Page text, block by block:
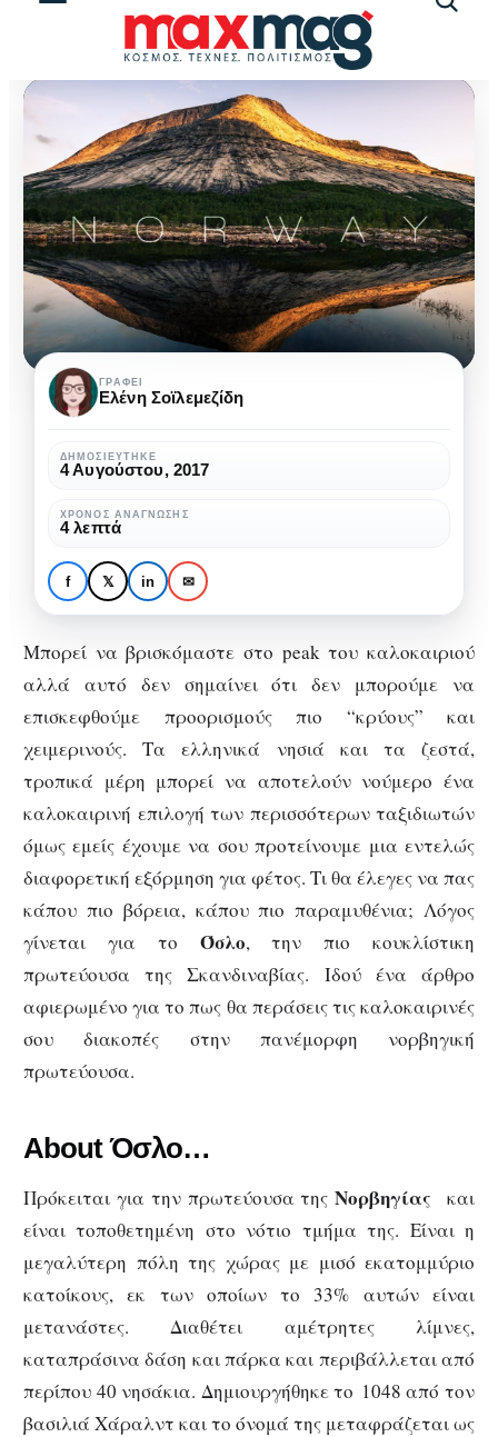
Όσλο: ένα
σκανδιναβικό διαμάντι
Όσλο:
ένα
σκανδιναβικό
διαμάντι
ΓΡΆΦΕΙ
Ελένη Σοϊλεμεζίδη
ΔΗΜΟΣΙΕΎΤΗΚΕ
4 Αυγούστου, 2017
ΧΡΌΝΟΣ ΑΝΆΓΝΩΣΗΣ
4 λεπτά
f 𝕏 in ✉
Μπορεί να βρισκόμαστε στο peak του καλοκαιριού
αλλά αυτό δεν σημαίνει ότι δεν μπορούμε να
επισκεφθούμε προορισμούς πιο “κρύους” και
χειμερινούς. Τα ελληνικά νησιά και τα ζεστά,
τροπικά μέρη μπορεί να αποτελούν νούμερο ένα
καλοκαιρινή επιλογή των περισσότερων ταξιδιωτών
όμως εμείς έχουμε να σου προτείνουμε μια εντελώς
διαφορετική εξόρμηση για φέτος. Τι θα έλεγες να πας
κάπου πιο βόρεια, κάπου πιο παραμυθένια; Λόγος
γίνεται για το Όσλο, την πιο κουκλίστικη
πρωτεύουσα της Σκανδιναβίας. Ιδού ένα άρθρο
αφιερωμένο για το πως θα περάσεις τις καλοκαιρινές
σου διακοπές στην πανέμορφη νορβηγική
πρωτεύουσα.
About Όσλο…
Πρόκειται για την πρωτεύουσα τηςΝορβηγίας και
είναι τοποθετημένη στο νότιο τμήμα της. Είναι η
μεγαλύτερη πόλη της χώρας με μισό εκατομμύριο
κατοίκους, εκ των οποίων το 33% αυτών είναι
μετανάστες. Διαθέτει αμέτρητες λίμνες,
καταπράσινα δάση και πάρκα και περιβάλλεται από
περίπου 40 νησάκια. Δημιουργήθηκε το 1048 από τον
βασιλιά Χάραλντ και το όνομά της μεταφράζεται ως